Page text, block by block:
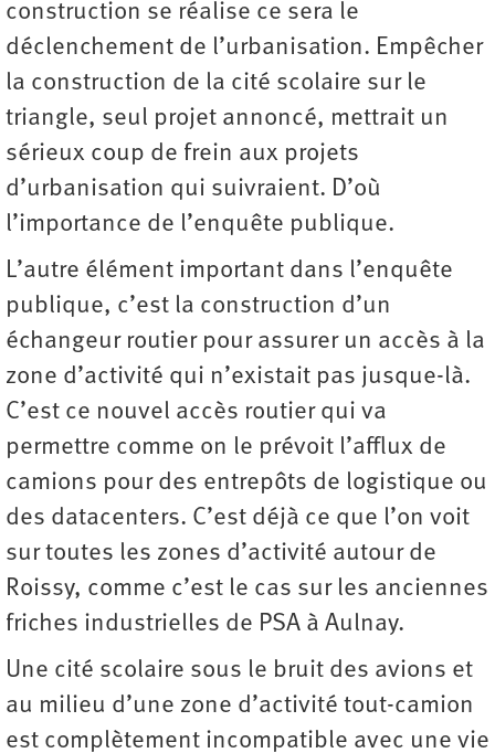
construction se réalise ce sera le
déclenchement de l’urbanisation. Empêcher
la construction de la cité scolaire sur le
triangle, seul projet annoncé, mettrait un
sérieux coup de frein aux projets
d’urbanisation qui suivraient. D’où
l’importance de l’enquête publique.
L’autre élément important dans l’enquête
publique, c’est la construction d’un
échangeur routier pour assurer un accès à la
zone d’activité qui n’existait pas jusque-là.
C’est ce nouvel accès routier qui va
permettre comme on le prévoit l’afflux de
camions pour des entrepôts de logistique ou
des datacenters. C’est déjà ce que l’on voit
sur toutes les zones d’activité autour de
Roissy, comme c’est le cas sur les anciennes
friches industrielles de PSA à Aulnay.
Une cité scolaire sous le bruit des avions et
au milieu d’une zone d’activité tout-camion
est complètement incompatible avec une vie